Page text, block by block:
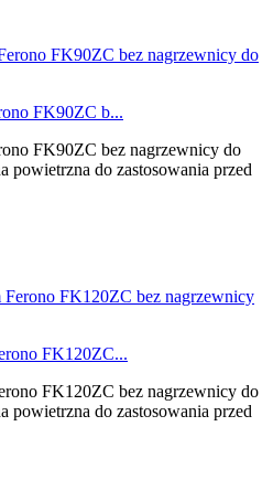
FK90ZC b...
FK90ZC bez nagrzewnicy do
powietrzna do zastosowania przed
FK120ZC...
FK120ZC bez nagrzewnicy do
powietrzna do zastosowania przed